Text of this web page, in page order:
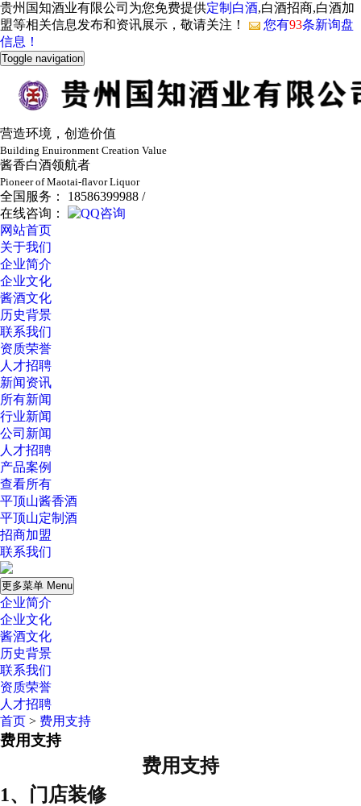
贵州国知酒业有限公司为您免费提供定制白酒,白酒招商,白酒加
盟等相关信息发布和资讯展示，敬请关注！
您有93条新询盘
信息！
Toggle navigation
营造环境，创造价值
Building Enuironment Creation Value
酱香白酒领航者
Pioneer of Maotai-flavor Liquor
全国服务： 18586399988 /
在线咨询：
网站首页
关于我们
企业简介
企业文化
酱酒文化
历史背景
联系我们
资质荣誉
人才招聘
新闻资讯
所有新闻
行业新闻
公司新闻
人才招聘
产品案例
查看所有
平顶山酱香酒
平顶山定制酒
招商加盟
联系我们
更多菜单 Menu
企业简介
企业文化
酱酒文化
历史背景
联系我们
资质荣誉
人才招聘
首页 > 费用支持
费用支持
费用支持
1、门店装修